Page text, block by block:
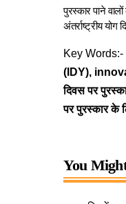
पुरस्‍कार पाने
अंतर्राष्‍ट्रीय योग
Key Words:-
(IDY),
दिवस पर
पर पुरस्कार के
You